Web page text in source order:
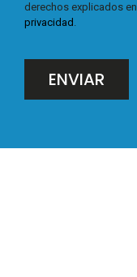
derechos explicados
privacidad .
ENVIAR